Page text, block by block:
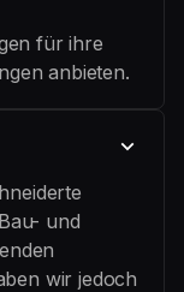
für ihre
anbieten.
und
wir jedoch